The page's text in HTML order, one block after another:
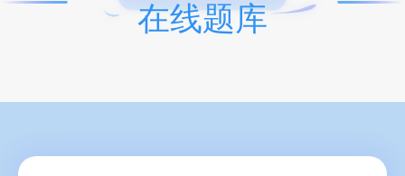
在线题库